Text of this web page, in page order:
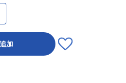
加